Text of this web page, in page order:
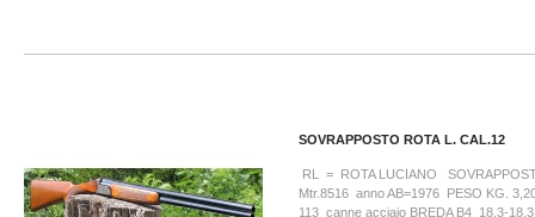
SOVRAPPOSTO ROTA L. CAL.12
RL = ROTA LUCIANO
Mtr.8516 anno AB=1976 PESO KG.
113 canne acciaio BREDA B4 18,3-